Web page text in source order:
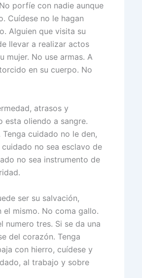
porfíe con nadie aunque
Cuídese no le hagan
Alguien que visita su
llevar a realizar actos
mujer. No use armas. A
en su cuerpo. No
atrasos y
esta oliendo a sangre.
cuidado no le den,
no sea esclavo de
no sea instrumento de
ser su salvación,
mismo. No coma gallo.
numero tres. Si se da una
del corazón. Tenga
con hierro, cuídese y
al trabajo y sobre